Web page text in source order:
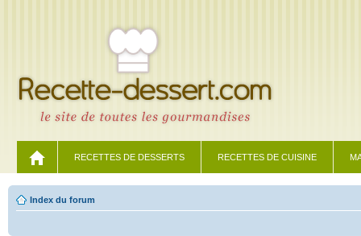
RECETTES DE DESSERTS RECETTES DE CUISINE
Index du forum